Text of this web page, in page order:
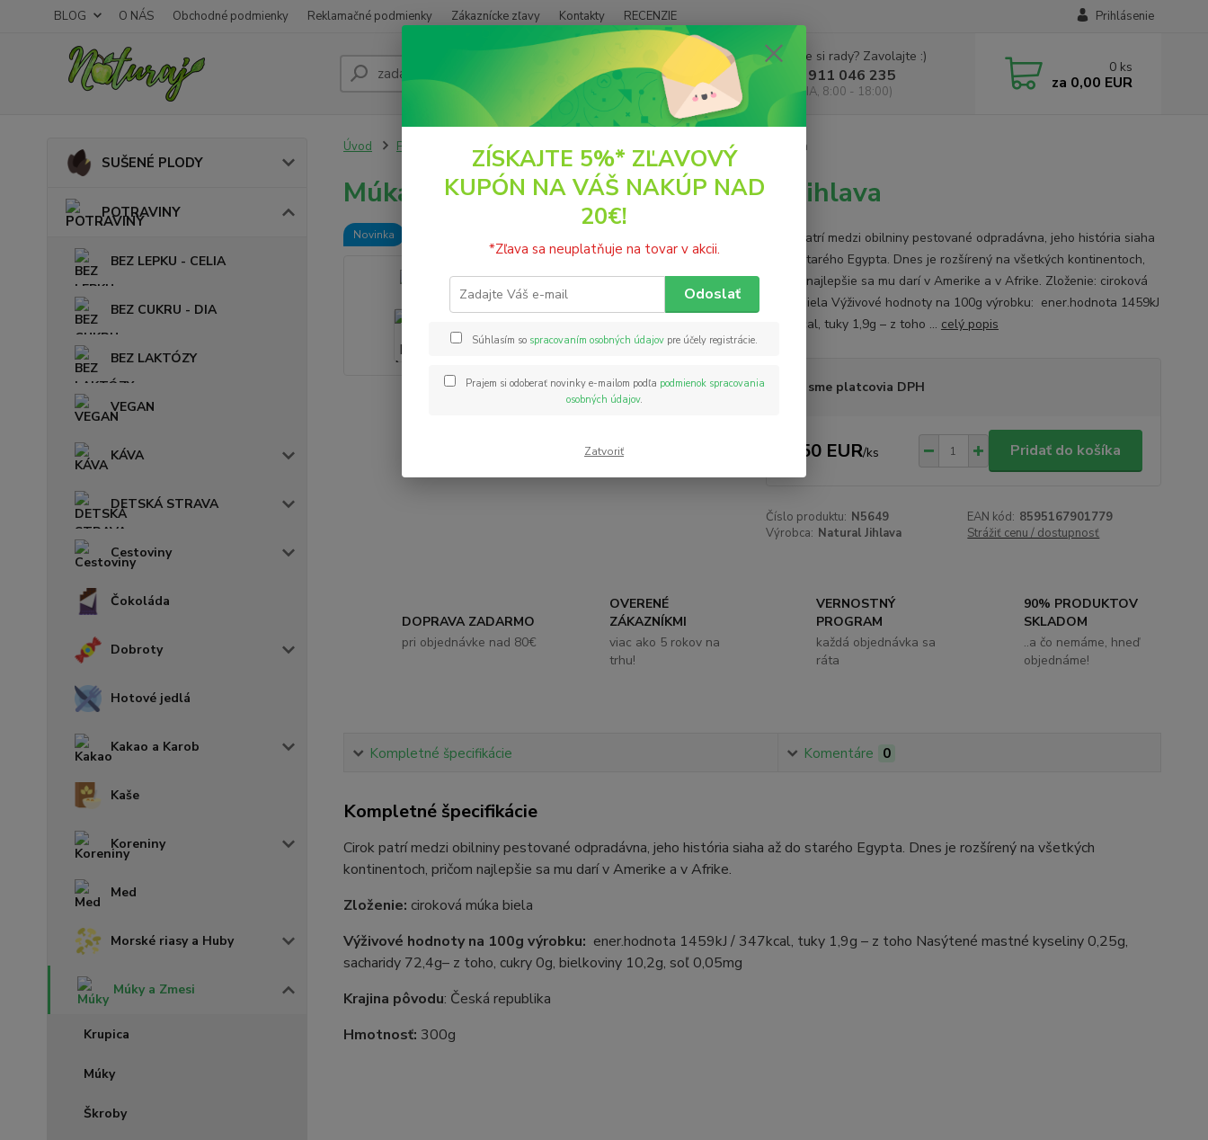
BLOG O NÁS Obchodné podmienky Reklamačné podmienky Zákaznícke zľavy Kontakty RECENZIE Prihlásenie
Hľadať
Neviete si rady? Zavolajte :)
+421 911 046 235
(PO - PIA, 8:00 - 18:00)
0 ks
za 0,00 EUR
SUŠENÉ PLODY
POTRAVINY
BEZ LEPKU - CELIA
BEZ CUKRU - DIA
BEZ LAKTÓZY
VEGAN
KÁVA
DETSKÁ STRAVA
Cestoviny
Čokoláda
Dobroty
Hotové jedlá
Kakao a Karob
Kaše
Koreniny
Med
Morské riasy a Huby
Múky a Zmesi
Krupica
Múky
Škroby
Úvod POTRAVINY Múky a Zmesi Múka ciroková hladká 300g Natural Jihlava
Múka ciroková hladká 300g Natural Jihlava
Novinka
Cirok patrí medzi obilniny pestované odpradávna, jeho história siaha
až do starého Egypta. Dnes je rozšírený na všetkých kontinentoch,
pričom najlepšie sa mu darí v Amerike a v Afrike. Zloženie: ciroková
múka biela Výživové hodnoty na 100g výrobku: ener.hodnota 1459kJ
/ 347kcal, tuky 1,9g – z toho ... celý popis
Nie sme platcovia DPH
1,50 EUR/ks Pridať do košíka
Číslo produktu: N5649 EAN kód: 8595167901779
Výrobca: Natural Jihlava Strážiť cenu / dostupnosť
DOPRAVA ZADARMO
pri objednávke nad 80€
OVERENÉ
ZÁKAZNÍKMI
viac ako 5 rokov na
trhu!
VERNOSTNÝ
PROGRAM
každá objednávka sa
ráta
90% PRODUKTOV
SKLADOM
..a čo nemáme, hneď
objednáme!
Kompletné špecifikácie Komentáre 0
Kompletné špecifikácie
Cirok patrí medzi obilniny pestované odpradávna, jeho história siaha až do starého Egypta. Dnes je rozšírený na všetkých
kontinentoch, pričom najlepšie sa mu darí v Amerike a v Afrike.
Zloženie: ciroková múka biela
Výživové hodnoty na 100g výrobku: ener.hodnota 1459kJ / 347kcal, tuky 1,9g – z toho Nasýtené mastné kyseliny 0,25g,
sacharidy 72,4g– z toho, cukry 0g, bielkoviny 10,2g, soľ 0,05mg
Krajina pôvodu: Česká republika
Hmotnosť: 300g
ZÍSKAJTE 5%* ZĽAVOVÝ
KUPÓN NA VÁŠ NAKÚP NAD
20€!
*Zľava sa neuplatňuje na tovar v akcii.
Odoslať
Súhlasím so spracovaním osobných údajov pre účely registrácie.
Prajem si odoberať novinky e-mailom podľa podmienok spracovania
osobných údajov.
Zatvoriť